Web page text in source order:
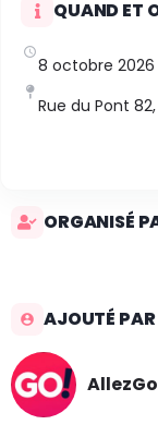
QUAND ET
8 octobre 2026
Rue du Pont
ORGANISÉ
AJOUTÉ PAR